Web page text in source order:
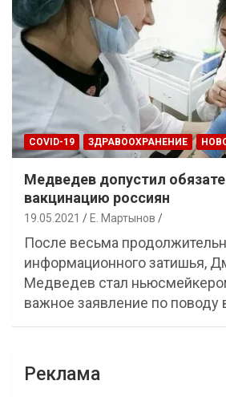
COVID-19 ЗДРАВООХРАНЕНИЕ
Медведев допустил
вакцинацию россиян
19.05.2021 Е. Мартынов
После весьма
информационного затишья,
Медведев стал
важное заявление по поводу
Реклама